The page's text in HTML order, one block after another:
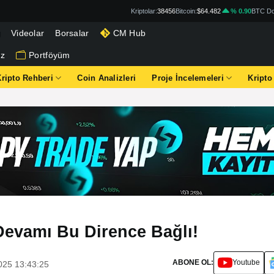
Kriptolar:38456Bitcoin:$64.482 % 0.90BTC
Videolar Borsalar CM Hub
Portföyüm
Rehberi Coin Analizleri Proje İncelemeleri Kripto
Bu Dirence Bağlı!
13:43:25 ABONE OL: Youtube